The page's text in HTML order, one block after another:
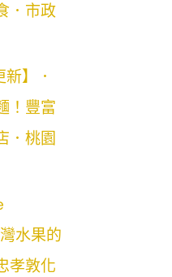
．市政
】．
！豐富
．桃園
水果的
孝敦化